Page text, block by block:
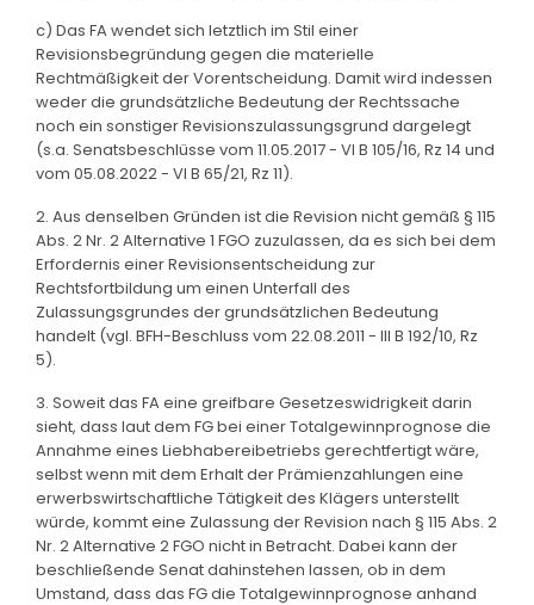
c) Das FA wendet sich letztlich im Stil einer
Revisionsbegründung gegen die materielle
Rechtmäßigkeit der Vorentscheidung. Damit wird indessen
weder die grundsätzliche Bedeutung der Rechtssache
noch ein sonstiger Revisionszulassungsgrund dargelegt
(s.a. Senatsbeschlüsse vom 11.05.2017 - VI B 105/16, Rz 14 und
vom 05.08.2022 - VI B 65/21, Rz 11).
2. Aus denselben Gründen ist die Revision nicht gemäß § 115
Abs. 2 Nr. 2 Alternative 1 FGO zuzulassen, da es sich bei dem
Erfordernis einer Revisionsentscheidung zur
Rechtsfortbildung um einen Unterfall des
Zulassungsgrundes der grundsätzlichen Bedeutung
handelt (vgl. BFH-Beschluss vom 22.08.2011 - III B 192/10, Rz
5).
3. Soweit das FA eine greifbare Gesetzeswidrigkeit darin
sieht, dass laut dem FG bei einer Totalgewinnprognose die
Annahme eines Liebhabereibetriebs gerechtfertigt wäre,
selbst wenn mit dem Erhalt der Prämienzahlungen eine
erwerbswirtschaftliche Tätigkeit des Klägers unterstellt
würde, kommt eine Zulassung der Revision nach § 115 Abs. 2
Nr. 2 Alternative 2 FGO nicht in Betracht. Dabei kann der
beschließende Senat dahinstehen lassen, ob in dem
Umstand, dass das FG die Totalgewinnprognose anhand